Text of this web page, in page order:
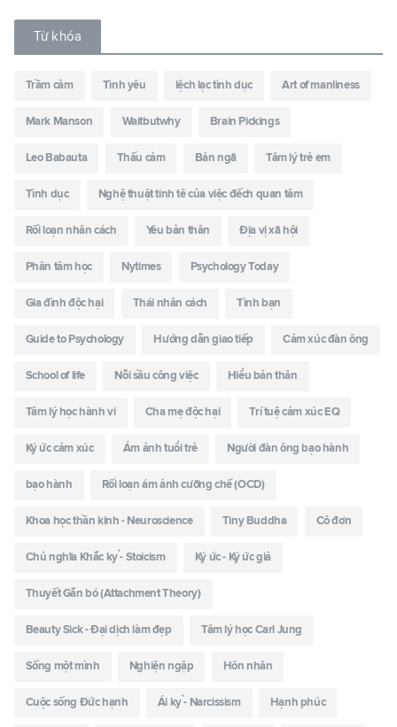
Từ khóa
Trầm cảm Tình yêu lệch lạc tình dục Art of manliness
Mark Manson Waitbutwhy Brain Pickings
Leo Babauta Thấu cảm Bản ngã Tâm lý trẻ em
Tình dục Nghệ thuật tinh tê của việc đếch quan tâm
Rối loạn nhân cách Yêu bản thân Địa vị xã hội
Phân tâm học Nytimes Psychology Today
Gia đình độc hại Thái nhân cách Tình bạn
Guide to Psychology Hướng dẫn giao tiếp Cảm xúc đàn ông
School of life Nỗi sầu công việc Hiểu bản thân
Tâm lý học hành vi Cha mẹ độc hại Trí tuệ cảm xúc EQ
Ký ức cảm xúc Ám ảnh tuổi trẻ Người đàn ông bạo hành
bạo hành Rối loạn ám ảnh cưỡng chế (OCD)
Khoa học thần kinh - Neuroscience Tiny Buddha Cô đơn
Chủ nghĩa Khắc kỷ - Stoicism Ký ức - Ký ức giả
Thuyết Gắn bó (Attachment Theory)
Beauty Sick - Đại dịch làm đẹp Tâm lý học Carl Jung
Sống một mình Nghiện ngập Hôn nhân
Cuộc sống Đức hạnh Ái kỷ - Narcissism Hạnh phúc